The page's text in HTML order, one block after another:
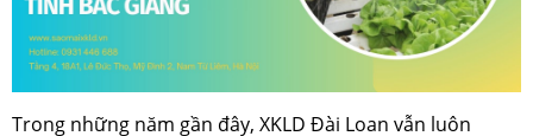
Trong những năm gần đây, XKLD Đài Loan vẫn luôn